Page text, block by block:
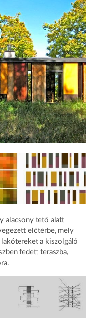
alacsony tető alatt
előtérbe, mely
a kiszolgáló
fedett teraszba,